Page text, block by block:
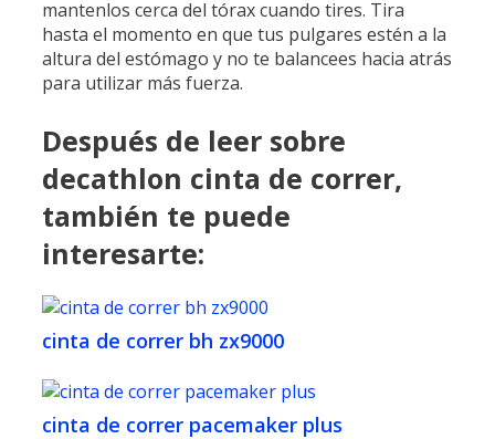
mantenlos cerca del tórax cuando tires. Tira
hasta el momento en que tus pulgares estén a la
altura del estómago y no te balancees hacia atrás
para utilizar más fuerza.
Después de leer sobre
decathlon cinta de correr,
también te puede
interesarte:
cinta de correr bh zx9000
cinta de correr pacemaker plus